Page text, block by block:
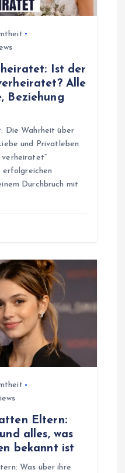
Ist der
Alle
Beziehung
Die Wahrheit über
und Privatleben
verheiratet“
erfolgreichen
Durchbruch mit
Eltern:
alles, was
bekannt ist
Was über ihre